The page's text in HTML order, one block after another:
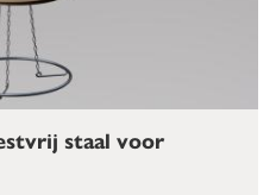
staal voor